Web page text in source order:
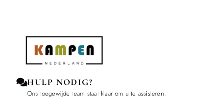
HULP NODIG?
Ons toegewijde team staat klaar om u te assisteren.